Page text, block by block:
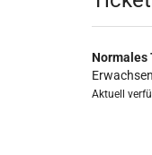
Normales
Aktuell